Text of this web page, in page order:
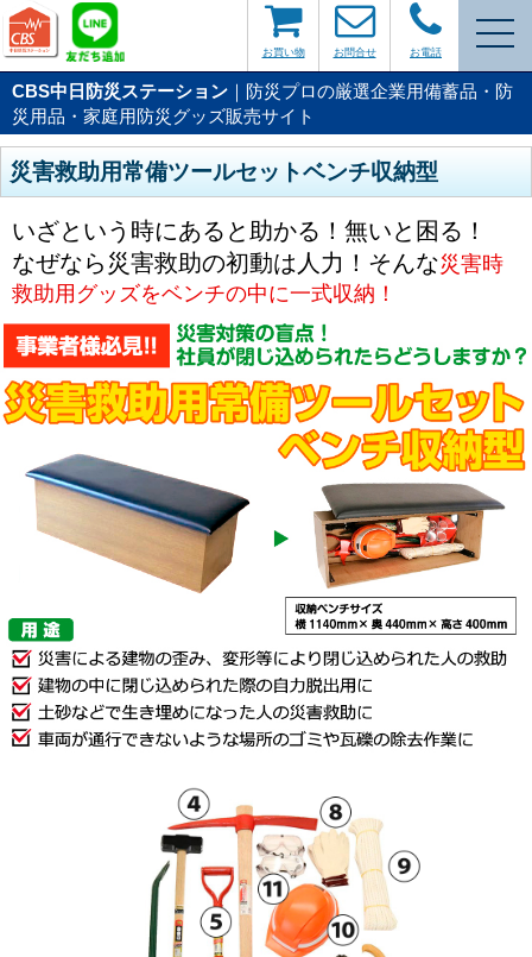
お電話
お問合せ
お買い物
CBS中日防災ステーション ｜防災プロの厳選企業用備蓄品・防
災用品・家庭用防災グッズ販売サイト
災害救助用常備ツールセットベンチ収納型
いざという時にあると助かる！無いと困る！
なぜなら災害救助の初動は人力！そんな災害時
救助用グッズをベンチの中に一式収納！